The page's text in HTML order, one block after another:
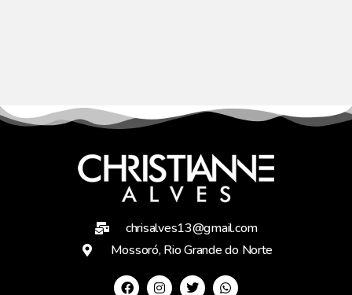
chrisalves13@gmail.com
Mossoró, Rio Grande do Norte